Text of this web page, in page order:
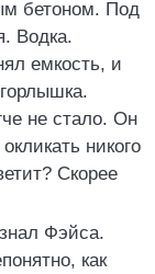
бетоном. Под
Водка.
емкость, и
не стало. Он
никого
Скорее
Фэйса.
как